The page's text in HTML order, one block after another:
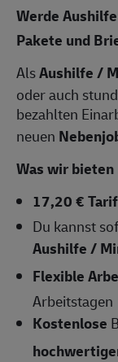
Werde
Pakete und
AlsAushilfe /
oder auch
bezahlten
neuen
Was wir bieten
17,20 €
Du kannst
Aushilfe /
Flexible
Arbeitstagen
Kostenlose